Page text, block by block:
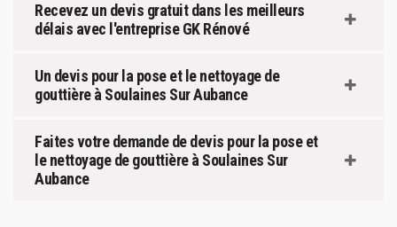
Recevez un devis gratuit dans les meilleurs
délais avec l'entreprise GK Rénové
Un devis pour la pose et le nettoyage de
gouttière à Soulaines Sur Aubance
Faites votre demande de devis pour la pose et
le nettoyage de gouttière à Soulaines Sur
Aubance